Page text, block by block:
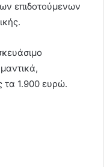
επιδοτούμενων
τα 1.900 ευρώ.